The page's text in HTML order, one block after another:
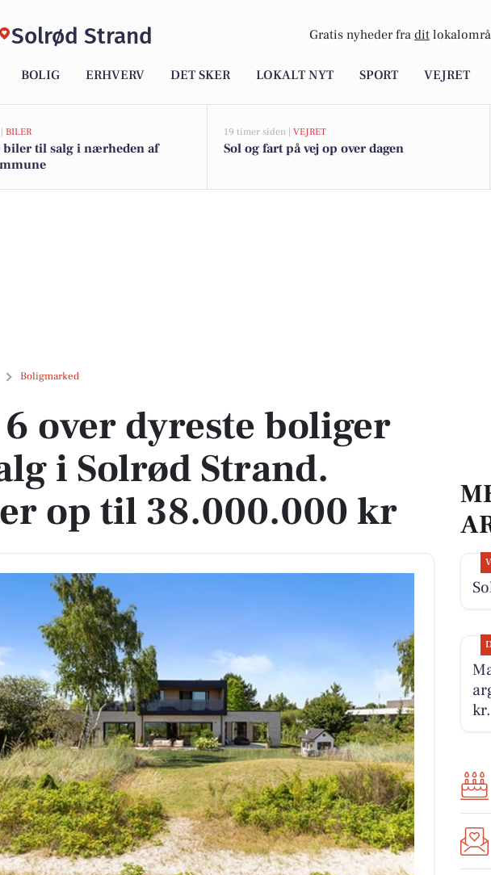
Solrød Strand Gratis nyheder fra dit
BOLIG ERHVERV DET SKER LOKALT NYT SPORT VEJRET
BILER
biler til salg i nærheden af
19 timer siden | VEJRET
Sol og fart på vej op over dagen
Boligmarked
dyreste boliger til salg i Solrød Strand. Priser op til 38.000.000 kr
over dyreste boliger
i Solrød Strand.
op til 38.000.000 kr